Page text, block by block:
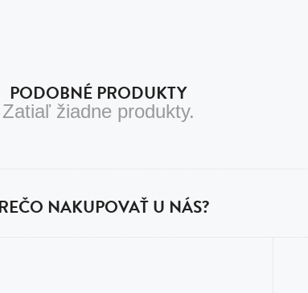
PODOBNÉ PRODUKTY
Zatiaľ žiadne produkty.
NAKUPOVAŤ U NÁS?